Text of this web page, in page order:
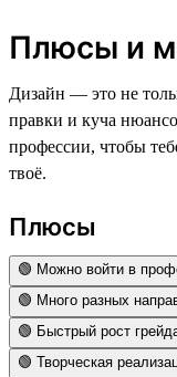
Плюсы и
Дизайн — это не
правки и куча
профессии, чтобы
твоё.
Плюсы
🟢 Можно войти в
🟢 Много разных
🟢 Быстрый рост
🟢 Творческая